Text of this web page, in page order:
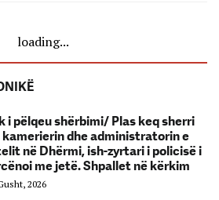
loading...
i pëlqeu shërbimi/ Plas keq sherri
kamerierin dhe administratorin e
në Dhërmi, ish-zyrtari i policisë i
me jetë. Shpallet në kërkim
2026